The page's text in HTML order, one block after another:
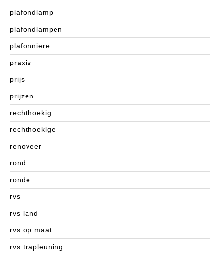
plafondlamp
plafondlampen
plafonniere
praxis
prijs
prijzen
rechthoekig
rechthoekige
renoveer
rond
ronde
rvs
rvs land
rvs op maat
rvs trapleuning